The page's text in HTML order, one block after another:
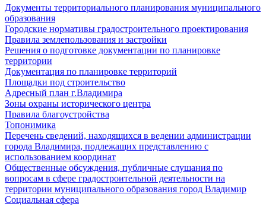
Документы территориального планирования муниципального
образования
Городские нормативы градостроительного проектирования
Правила землепользования и застройки
Решения о подготовке документации по планировке
территории
Документация по планировке территорий
Площадки под строительство
Адресный план г.Владимира
Зоны охраны исторического центра
Правила благоустройства
Топонимика
Перечень сведений, находящихся в ведении администрации
города Владимира, подлежащих представлению с
использованием координат
Общественные обсуждения, публичные слушания по
вопросам в сфере градостроительной деятельности на
территории муниципального образования город Владимир
Социальная сфера